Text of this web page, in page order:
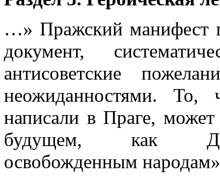
…» Пражский манифест
документ,
антисоветские
неожиданностями. То,
написали в Праге, может
будущем, как
освобожденным